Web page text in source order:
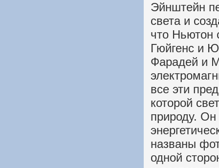
Эйнштейн
света и
что Ньютон
Гюйгенс и
Фарадей и
все эти
которой
природу. Он
названы
одной